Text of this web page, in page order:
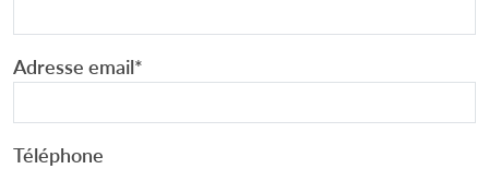
Adresse email*
Téléphone